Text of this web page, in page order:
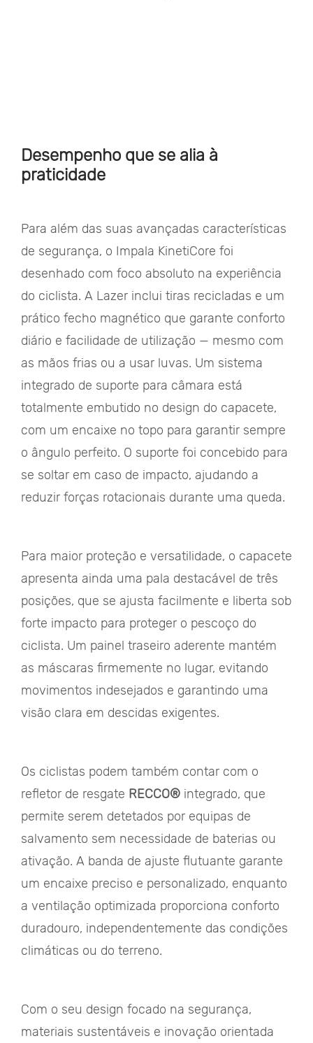
Desempenho que se alia à
praticidade
Para além das suas avançadas características
de segurança, o Impala KinetiCore foi
desenhado com foco absoluto na experiência
do ciclista. A Lazer inclui tiras recicladas e um
prático fecho magnético que garante conforto
diário e facilidade de utilização — mesmo com
as mãos frias ou a usar luvas. Um sistema
integrado de suporte para câmara está
totalmente embutido no design do capacete,
com um encaixe no topo para garantir sempre
o ângulo perfeito. O suporte foi concebido para
se soltar em caso de impacto, ajudando a
reduzir forças rotacionais durante uma queda.
Para maior proteção e versatilidade, o capacete
apresenta ainda uma pala destacável de três
posições, que se ajusta facilmente e liberta sob
forte impacto para proteger o pescoço do
ciclista. Um painel traseiro aderente mantém
as máscaras firmemente no lugar, evitando
movimentos indesejados e garantindo uma
visão clara em descidas exigentes.
Os ciclistas podem também contar com o
refletor de resgate RECCO® integrado, que
permite serem detetados por equipas de
salvamento sem necessidade de baterias ou
ativação. A banda de ajuste flutuante garante
um encaixe preciso e personalizado, enquanto
a ventilação optimizada proporciona conforto
duradouro, independentemente das condições
climáticas ou do terreno.
Com o seu design focado na segurança,
materiais sustentáveis e inovação orientada